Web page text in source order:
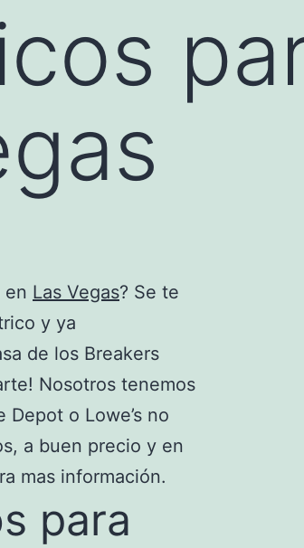
en Las Vegas? Se te
y ya
de los Breakers
Nosotros tenemos
o Lowe’s no
a buen precio y en
mas información.
para